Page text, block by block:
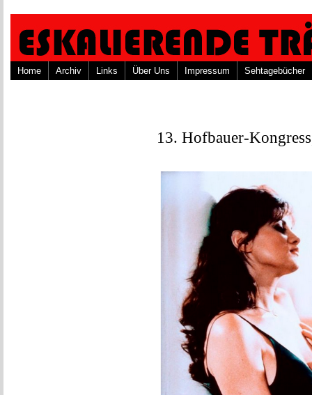
Home Archiv Links Über Uns Impressum Sehtagebücher
13. Hofbauer-